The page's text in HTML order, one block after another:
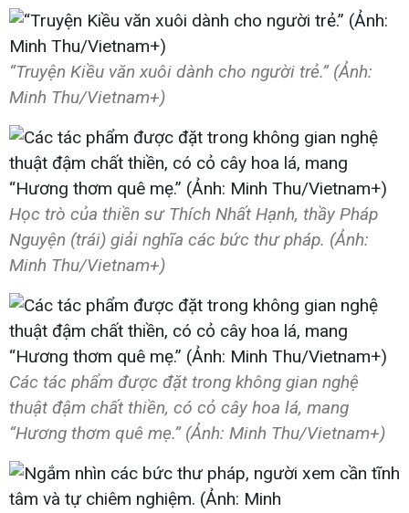
“Truyện Kiều văn xuôi dành cho người trẻ.” (Ảnh:
Minh Thu/Vietnam+)
Học trò của thiền sư Thích Nhất Hạnh, thầy Pháp
Nguyện (trái) giải nghĩa các bức thư pháp. (Ảnh:
Minh Thu/Vietnam+)
Các tác phẩm được đặt trong không gian nghệ
thuật đậm chất thiền, có cỏ cây hoa lá, mang
“Hương thơm quê mẹ.” (Ảnh: Minh Thu/Vietnam+)